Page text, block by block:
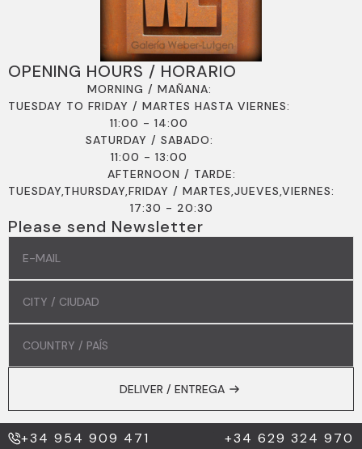
OPENING HOURS / HORARIO
MORNING / MAÑANA:
TUESDAY TO FRIDAY / MARTES HASTA VIERNES:
11:00 - 14:00
SATURDAY / SABADO:
11:00 - 13:00
AFTERNOON / TARDE:
TUESDAY,THURSDAY,FRIDAY / MARTES,JUEVES,VIERNES:
17:30 - 20:30
Please send Newsletter
EMAIL
COMMUNE
COMUNIDAD
*
COUNTRY
PAÍS
*
DELIVER / ENTREGA
+34 954 909 471 +34 629 324 970